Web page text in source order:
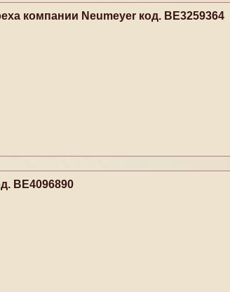
компании Neumeyer код. BE3259364
BE4096890